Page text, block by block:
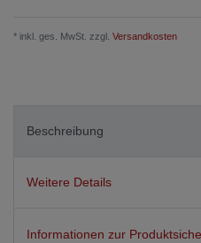
* inkl. ges. MwSt. zzgl. Versandkosten
Beschreibung
Weitere Details
Informationen zur